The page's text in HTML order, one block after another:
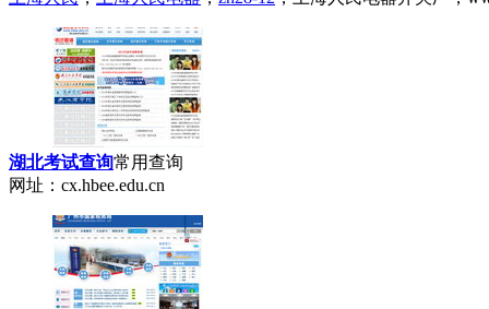
湖北考试查询常用查询
网址：cx.hbee.edu.cn